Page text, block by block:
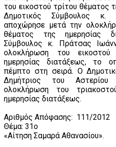
του εικοστού τρίτου θέματος
Δημοτικός Σύμβουλος κ.
αποχώρησε μετά την
θέματος της ημερησίας
Σύμβουλος κ. Πράτσας
ολοκλήρωση του
ημερησίας διατάξεως, το
πέμπτο στη σειρά. Ο
Δημήτριος του
ολοκλήρωση του
ημερησίας διατάξεως.
Αριθμός Απόφασης: 111/2012
Θέμα: 31ο
«Αίτηση Σαμαρά Αθανασίου».